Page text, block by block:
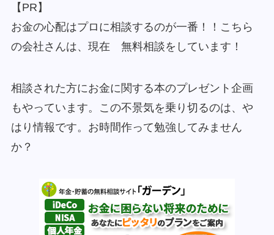
【PR】
お金の心配はプロに相談するのが一番！！こちら
の会社さんは、現在 無料相談をしています！
相談された方にお金に関する本のプレゼント企画
もやっています。この不景気を乗り切るのは、や
はり情報です。お時間作って勉強してみません
か？